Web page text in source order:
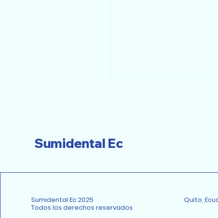
Sumidental Ec
Sumidental Ec 2025
Todos los derechos reservados
Quito,